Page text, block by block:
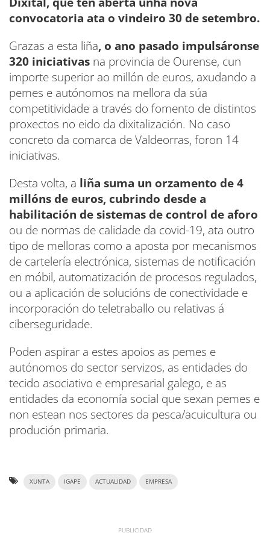
convocatoria ata o vindeiro 30 de setembro.
Grazas a esta liña, o ano pasado impulsáronse
320 iniciativas na provincia de Ourense, cun
importe superior ao millón de euros, axudando a
pemes e autónomos na mellora da súa
competitividade a través do fomento de distintos
proxectos no eido da dixitalización. No caso
concreto da comarca de Valdeorras, foron 14
iniciativas.
Desta volta, a liña suma un orzamento de 4
millóns de euros, cubrindo desde a
habilitación de sistemas de control de aforo
ou de normas de calidade da covid-19, ata outro
tipo de melloras como a aposta por mecanismos
de cartelería electrónica, sistemas de notificación
en móbil, automatización de procesos regulados,
ou a aplicación de solucións de conectividade e
incorporación do teletraballo ou relativas á
ciberseguridade.
Poden aspirar a estes apoios as pemes e
autónomos do sector servizos, as entidades do
tecido asociativo e empresarial galego, e as
entidades da economía social que sexan pemes e
non estean nos sectores da pesca/acuicultura ou
produción primaria.
XUNTA IGAPE ACTUALIDAD EMPRESA